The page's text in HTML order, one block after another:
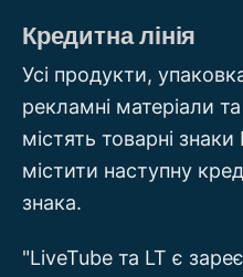
Кредитна лінія
Усі продукти,
рекламні матеріали
містять товарні
містити наступну
знака.
"LiveTube та LT є